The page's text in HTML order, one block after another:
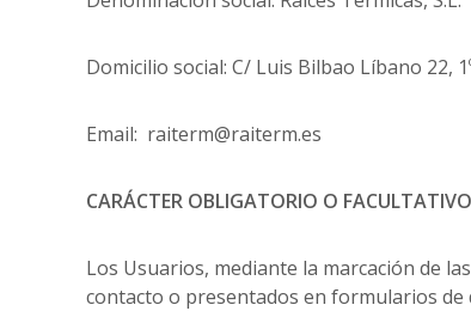
Domicilio social: C/ Luis Bilbao Líbano 22,
Email: raiterm@raiterm.es
CARÁCTER OBLIGATORIO O
Los Usuarios, mediante la marcación de
contacto o presentados en formularios de